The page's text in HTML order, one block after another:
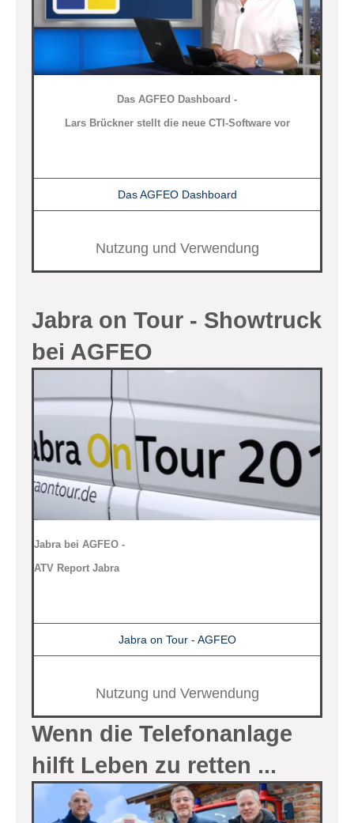
Das AGFEO Dashboard -
Lars Brückner stellt die neue CTI-Software vor
Das AGFEO Dashboard
Nutzung und Verwendung
Jabra on Tour - Showtruck
bei AGFEO
Jabra bei AGFEO -
ATV Report Jabra
Jabra on Tour - AGFEO
Nutzung und Verwendung
Wenn die Telefonanlage
hilft Leben zu retten ...